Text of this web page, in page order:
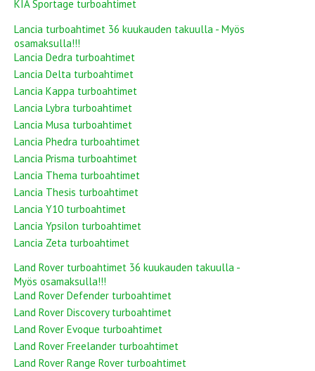
KIA Sportage turboahtimet
Lancia turboahtimet 36 kuukauden takuulla - Myös
osamaksulla!!!
Lancia Dedra turboahtimet
Lancia Delta turboahtimet
Lancia Kappa turboahtimet
Lancia Lybra turboahtimet
Lancia Musa turboahtimet
Lancia Phedra turboahtimet
Lancia Prisma turboahtimet
Lancia Thema turboahtimet
Lancia Thesis turboahtimet
Lancia Y10 turboahtimet
Lancia Ypsilon turboahtimet
Lancia Zeta turboahtimet
Land Rover turboahtimet 36 kuukauden takuulla -
Myös osamaksulla!!!
Land Rover Defender turboahtimet
Land Rover Discovery turboahtimet
Land Rover Evoque turboahtimet
Land Rover Freelander turboahtimet
Land Rover Range Rover turboahtimet